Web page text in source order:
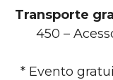
Transporte
450 –
* Evento